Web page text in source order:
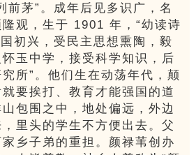
前茅”。成年后见多识广，名
观，生于 1901 年，“幼读诗
初兴，受民主思想熏陶，毅
玉中学，接受科学知识，后
所”。他们生在动荡年代，颠
要挨打、教育才能强国的道
包围之中，地处偏远，外边
里头的学生不方便出去。父
乡子弟的重担。颜禄苇创办